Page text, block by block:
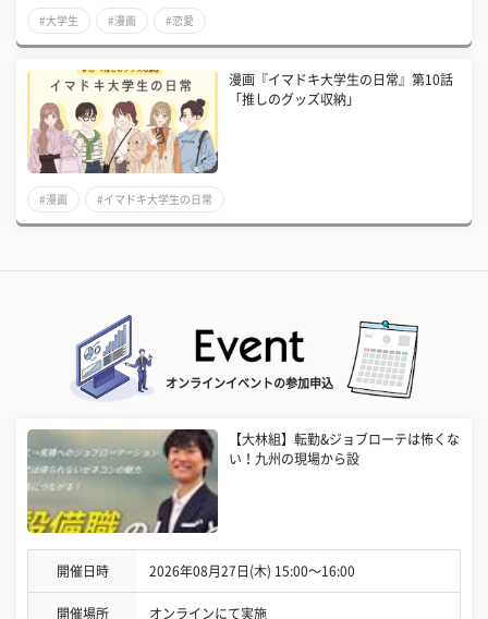
#大学生 #漫画 #恋愛
漫画『イマドキ大学生の日常』第10話
「推しのグッズ収納」
#漫画 #イマドキ大学生の日常
オンラインイベントの参加申込
【大林組】転勤&ジョブローテは怖くな
い！九州の現場から設
開催日時 2026年08月27日(木) 15:00〜16:00
開催場所 オンラインにて実施